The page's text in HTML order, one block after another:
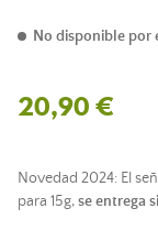
No disponible por
20,90 €
Novedad 2024: El
para 15g,se entrega